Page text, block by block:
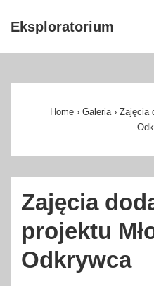
Skip
Content
Eksploratorium
nawigacja
Home › Galeria › Zajęcia
Zajęcia
projektu
Odkrywca